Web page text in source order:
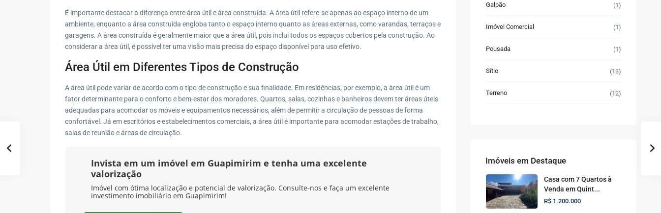
É importante destacar a diferença entre área útil e área construída. A área útil refere-se apenas ao espaço interno de um
ambiente, enquanto a área construída engloba tanto o espaço interno quanto as áreas externas, como varandas, terraços e
garagens. A área construída é geralmente maior que a área útil, pois inclui todos os espaços cobertos pela construção. Ao
considerar a área útil, é possível ter uma visão mais precisa do espaço disponível para uso efetivo.
Área Útil em Diferentes Tipos de Construção
A área útil pode variar de acordo com o tipo de construção e sua finalidade. Em residências, por exemplo, a área útil é um
fator determinante para o conforto e bem-estar dos moradores. Quartos, salas, cozinhas e banheiros devem ter áreas úteis
adequadas para acomodar os móveis e equipamentos necessários, além de permitir a circulação de pessoas de forma
confortável. Já em escritórios e estabelecimentos comerciais, a área útil é importante para acomodar estações de trabalho,
salas de reunião e áreas de circulação.
Invista em um imóvel em Guapimirim e tenha uma excelente
valorização
Imóvel com ótima localização e potencial de valorização. Consulte-nos e faça um excelente
investimento imobiliário em Guapimirim!
Galpão (1)
Imóvel Comercial (1)
Pousada (1)
Sítio (13)
Terreno (12)
Imóveis em Destaque
Casa com 7 Quartos à
Venda em Quint...
R$ 1.200.000